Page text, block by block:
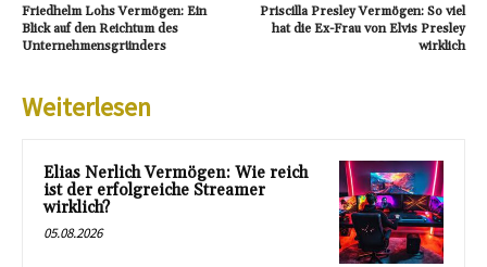
Friedhelm Lohs Vermögen: Ein
Blick auf den Reichtum des
Unternehmensgründers
Priscilla Presley Vermögen: So viel
hat die Ex-Frau von Elvis Presley
wirklich
Weiterlesen
Elias Nerlich Vermögen: Wie reich
ist der erfolgreiche Streamer
wirklich?
05.08.2026